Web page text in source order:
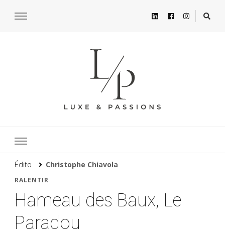
Édito Christophe Chiavola
RALENTIR
Hameau des Baux, Le
Paradou